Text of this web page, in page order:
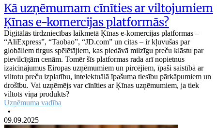
Kā uzņēmumam cīnīties ar viltojumiem
Ķīnas e-komercijas platformās?
Digitālās tirdzniecības laikmetā Ķīnas e-komercijas platformas –
“AliExpress”, “Taobao”, “JD.com” un citas – ir kļuvušas par
globāliem tirgus spēlētājiem, kas piedāvā milzīgu preču klāstu par
pievilcīgām cenām. Tomēr šīs platformas rada arī nopietnus
izaicinājumus Eiropas uzņēmumiem un pircējiem, īpaši saistībā ar
viltotu preču izplatību, intelektuālā īpašuma tiesību pārkāpumiem un
drošību. Vai uzņēmējs var cīnīties ar Ķīnas uzņēmumiem, ja tiek
viltots viņa produkts?
Uzņēmuma vadība
•
09.09.2025